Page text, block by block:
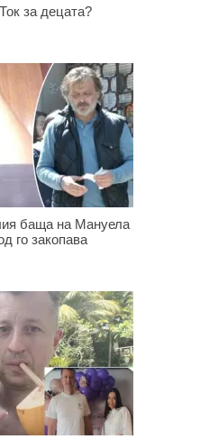
за децата?
баща на Мануела
го закопава